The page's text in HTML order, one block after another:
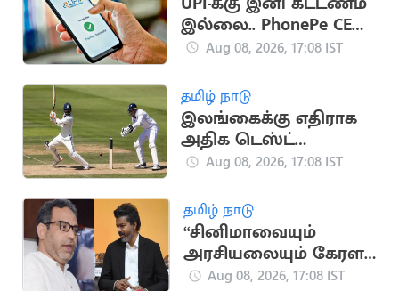
இல்லை.. PhonePe CEO
சமீர் நிகாம் உறுதி
Aug 08, 2026, 17:08 IST
தமிழ் நாடு
இலங்கைக்கு எதிராக
அதிக டெஸ்ட்
விக்கெட்டுகள்
வீரர்கள்
Aug 08, 2026, 17:08 IST
தமிழ் நாடு
“சினிமாவையும்
அரசியலையும் கேரள
மக்கள் பிரித்துப் பார்க்க
Aug 08, 2026, 17:08 IST